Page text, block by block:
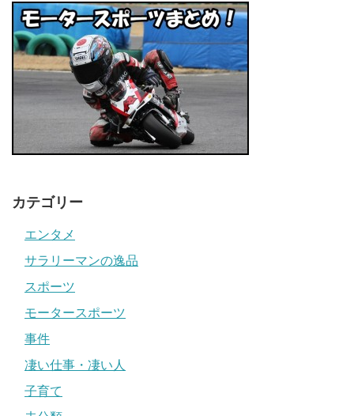
カテゴリー
エンタメ
サラリーマンの逸品
スポーツ
モータースポーツ
事件
凄い仕事・凄い人
子育て